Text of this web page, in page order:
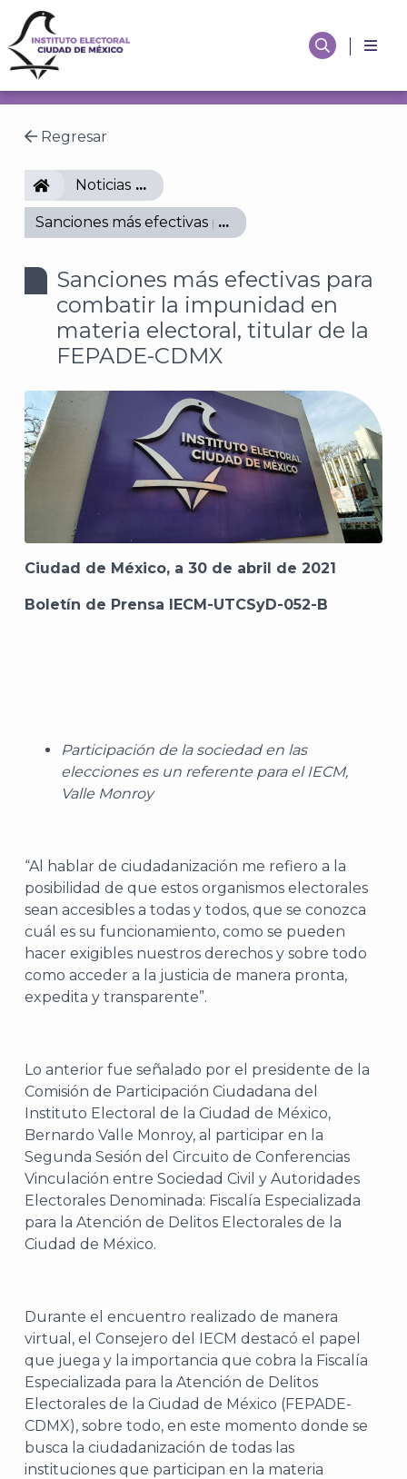
Regresar
IECMNoticias
Sanciones más efectivas para combatir la
Sanciones más efectivas para
combatir la impunidad en
materia electoral, titular de la
FEPADE-CDMX
Ciudad de México, a 30 de abril de 2021
Boletín de Prensa IECM-UTCSyD-052-B
Participación de la sociedad en las
elecciones es un referente para el IECM,
Valle Monroy
“Al hablar de ciudadanización me refiero a la
posibilidad de que estos organismos electorales
sean accesibles a todas y todos, que se conozca
cuál es su funcionamiento, como se pueden
hacer exigibles nuestros derechos y sobre todo
como acceder a la justicia de manera pronta,
expedita y transparente”.
Lo anterior fue señalado por el presidente de la
Comisión de Participación Ciudadana del
Instituto Electoral de la Ciudad de México,
Bernardo Valle Monroy, al participar en la
Segunda Sesión del Circuito de Conferencias
Vinculación entre Sociedad Civil y Autoridades
Electorales Denominada: Fiscalía Especializada
para la Atención de Delitos Electorales de la
Ciudad de México.
Durante el encuentro realizado de manera
virtual, el Consejero del IECM destacó el papel
que juega y la importancia que cobra la Fiscalía
Especializada para la Atención de Delitos
Electorales de la Ciudad de México (FEPADE-
CDMX), sobre todo, en este momento donde se
busca la ciudadanización de todas las
instituciones que participan en la materia